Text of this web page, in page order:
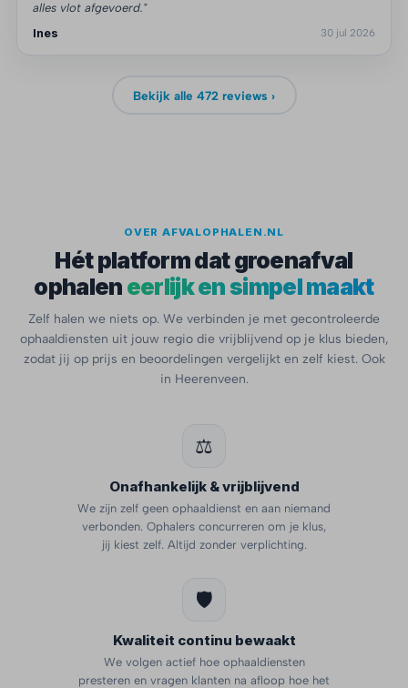
alles vlot afgevoerd."
Ines
30 jul 2026
Bekijk alle 472 reviews ›
OVER AFVALOPHALEN.NL
Hét platform dat groenafval
ophalen eerlijk en simpel maakt
Zelf halen we niets op. We verbinden je met gecontroleerde
ophaaldiensten uit jouw regio die vrijblijvend op je klus bieden,
zodat jij op prijs en beoordelingen vergelijkt en zelf kiest. Ook
in Heerenveen.
⚖️
Onafhankelijk & vrijblijvend
We zijn zelf geen ophaaldienst en aan niemand
verbonden. Ophalers concurreren om je klus,
jij kiest zelf. Altijd zonder verplichting.
🛡️
Kwaliteit continu bewaakt
We volgen actief hoe ophaaldiensten
presteren en vragen klanten na afloop hoe het